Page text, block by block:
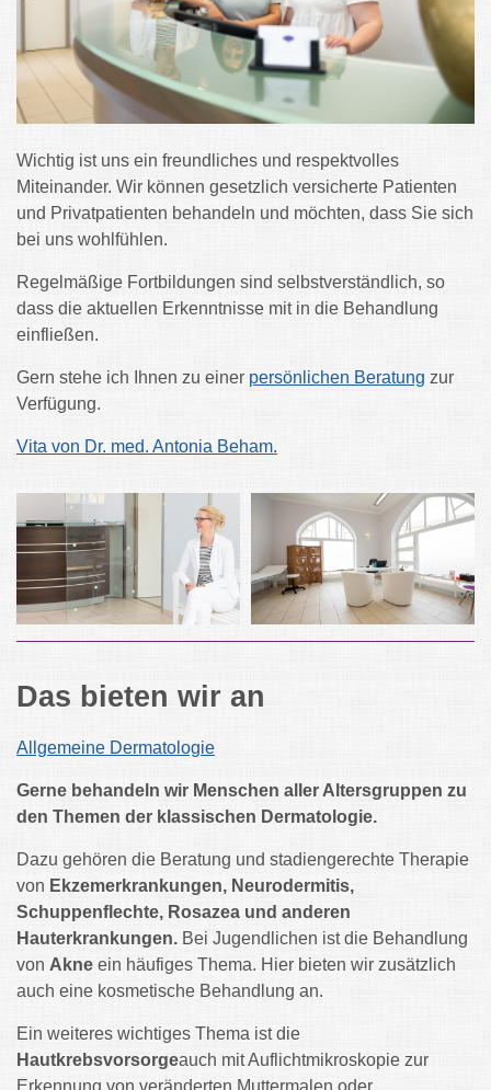
Wichtig ist uns ein freundliches und respektvolles
Miteinander. Wir können gesetzlich versicherte Patienten
und Privatpatienten behandeln und möchten, dass Sie sich
bei uns wohlfühlen.
Regelmäßige Fortbildungen sind selbstverständlich, so
dass die aktuellen Erkenntnisse mit in die Behandlung
einfließen.
Gern stehe ich Ihnen zu einer persönlichen Beratung zur
Verfügung.
Vita von Dr. med. Antonia Beham.
Das bieten wir an
Allgemeine Dermatologie
Gerne behandeln wir Menschen aller Altersgruppen zu
den Themen der klassischen Dermatologie.
Dazu gehören die Beratung und stadiengerechte Therapie
von Ekzemerkrankungen, Neurodermitis,
Schuppenflechte, Rosazea und anderen
Hauterkrankungen. Bei Jugendlichen ist die Behandlung
von Akne ein häufiges Thema. Hier bieten wir zusätzlich
auch eine kosmetische Behandlung an.
Ein weiteres wichtiges Thema ist die
Hautkrebsvorsorgeauch mit Auflichtmikroskopie zur